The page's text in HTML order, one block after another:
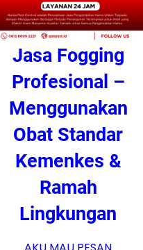
Jasa Fogging
Profesional –
Menggunakan
Obat Standar
Kemenkes &
Ramah
Lingkungan